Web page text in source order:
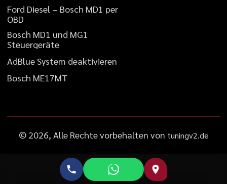
Ford Diesel – Bosch MD1 per
OBD
Bosch MD1 und MG1
Steuergeräte
AdBlueSystem deaktivieren
Bosch ME17MT
© 2026, Alle Rechte vorbehalten von tuningv2.de